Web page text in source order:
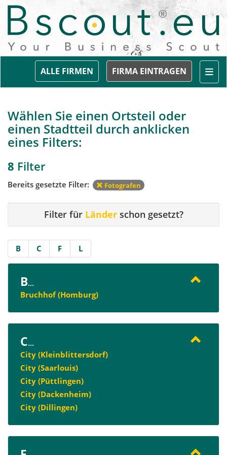
FIRMA EINTRAGEN
ALLE FIRMEN
Wählen Sie einen Ortsteil oder
einen Stadtteil durch anklicken
eines Filters:
8 Filter
Bereits gesetzte Filter: Fotografen
Filter für Länderschon gesetzt?
B C F L
B...
Bruchhof (Homburg)
C...
City (Kleinblittersdorf)
City (Saarlouis)
City (Püttlingen)
City (Dackenheim)
City (Dillingen)